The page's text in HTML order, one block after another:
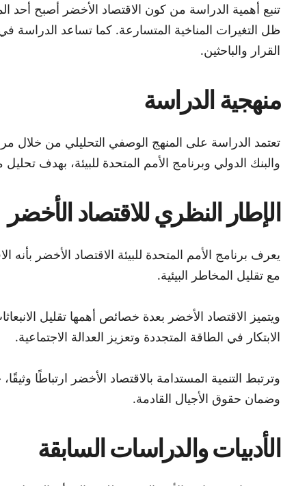
تنبع أهمية الدراسة من كون الاقتصاد الأخضر أصبح أحد
ظل التغيرات المناخية المتسارعة. كما تساعد الدراسة
القرار والباحثين.
منهجية الدراسة
تعتمد الدراسة على المنهج الوصفي التحليلي من خلال
والبنك الدولي وبرنامج الأمم المتحدة للبيئة، بهدف
الإطار النظري للاقتصاد الأخضر
يعرف برنامج الأمم المتحدة للبيئة الاقتصاد الأخضر بأنه
مع تقليل المخاطر البيئية.
ويتميز الاقتصاد الأخضر بعدة خصائص أهمها تقليل
الابتكار في الطاقة المتجددة وتعزيز العدالة الاجتماعية.
وترتبط التنمية المستدامة بالاقتصاد الأخضر ارتباطًا
وضمان حقوق الأجيال القادمة.
الأدبيات والدراسات السابقة